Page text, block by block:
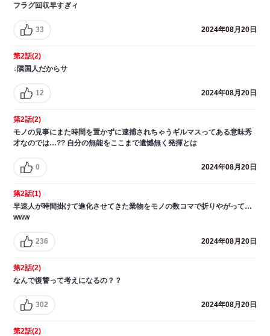
フラグ回収早すぎィ
33 2024年08月20日
第2話(2)
↓隣国人だからサ
12 2024年08月20日
第2話(2)
モノの見事にまた時間を置かずに逮捕されちゃうギルマスってある意味秀
才なのでは…?? 自分の無能をここまで遺憾無く発揮とは
0 2024年08月20日
第2話(1)
早速人が時間掛けて進化させてきた業物をモノの数コマで折りやがって…
www
236 2024年08月20日
第2話(2)
なんで復讐って考えになるの？？
302 2024年08月20日
第2話(2)